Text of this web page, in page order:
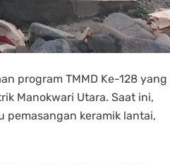
program TMMD Ke-128 yang
Manokwari Utara. Saat ini,
pemasangan keramik lantai,